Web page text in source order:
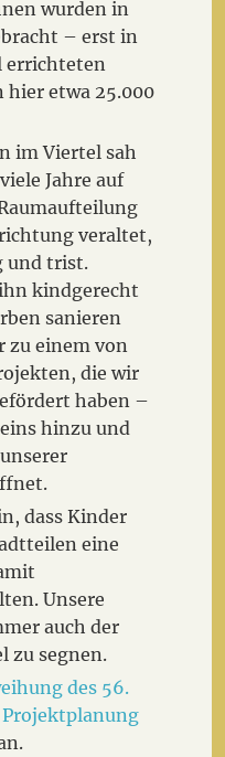
wurden in
– erst in
errichteten
hier etwa 25.000
im Viertel sah
Jahre auf
veraltet,
und trist.
kindgerecht
sanieren
zu einem von
die wir
haben –
hinzu und
dass Kinder
eine
Unsere
auch der
zu segnen.
des 56.
Projektplanung